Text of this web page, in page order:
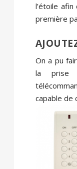
l’étoile
première
On a pu
la prise
capable de